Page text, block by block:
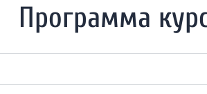
Программа